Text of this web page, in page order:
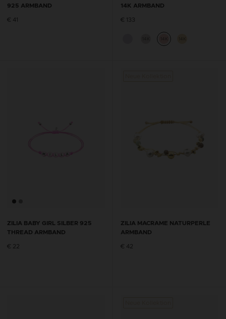
925 ARMBAND
€ 41
14K ARMBAND
€ 133
ZILIA BABY GIRL SILBER 925
THREAD ARMBAND
€ 22
ZILIA MACRAME NATURPERLE
ARMBAND
€ 42